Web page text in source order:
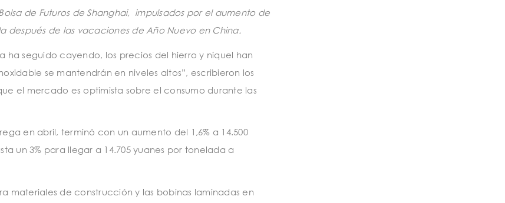
de Futuros de Shanghai, impulsados por el aumento de
después de las vacaciones de Año Nuevo en China.
seguido cayendo, los precios del hierro y níquel han
se mantendrán en niveles altos”, escribieron los
el mercado es optimista sobre el consumo durante las
en abril, terminó con un aumento del 1,6% a 14.500
un 3% para llegar a 14.705 yuanes por tonelada a
materiales de construcción y las bobinas laminadas en